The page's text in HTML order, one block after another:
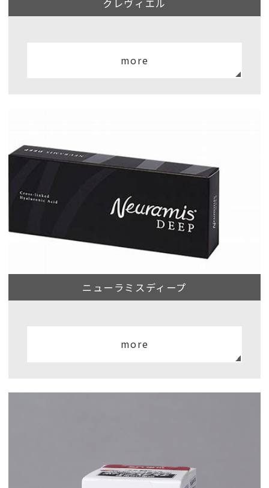
クレヴィエル
more
ニューラミスディープ
more